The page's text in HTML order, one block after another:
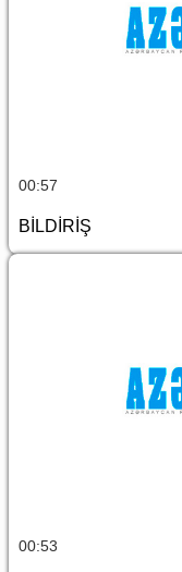
00:57
BİLDİRİŞ
00:53